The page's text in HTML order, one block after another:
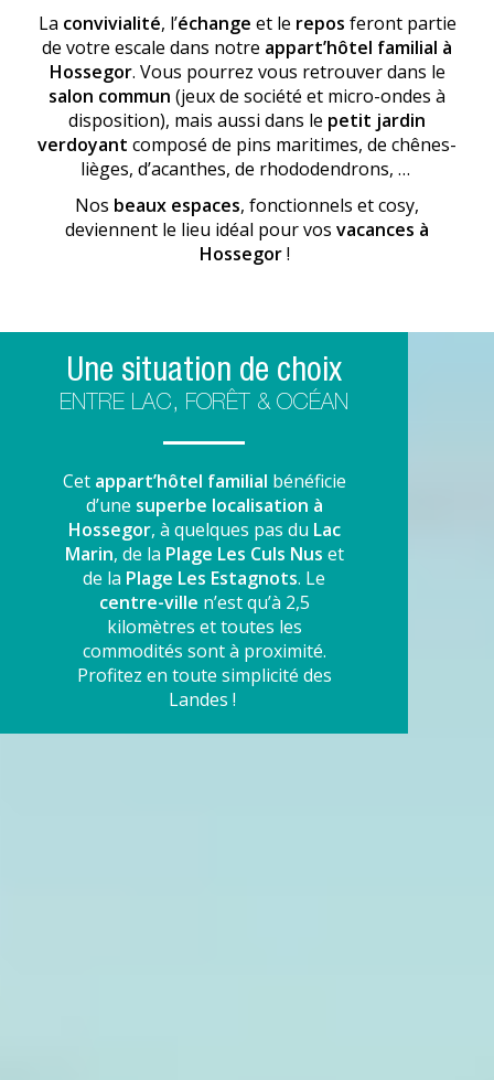
La convivialité, l’échange et le repos feront partie
de votre escale dans notre appart’hôtel familial à
Hossegor. Vous pourrez vous retrouver dans le
salon commun (jeux de société et micro-ondes à
disposition), mais aussi dans le petit jardin
verdoyant composé de pins maritimes, de chênes-
lièges, d’acanthes, de rhododendrons, …
Nos beaux espaces, fonctionnels et cosy,
deviennent le lieu idéal pour vos vacances à
Hossegor!
Une situation de choix
ENTRE LAC, FORÊT & OCÉAN
Cet appart’hôtel familial bénéficie
d’une superbe localisation à
Hossegor, à quelques pas du Lac
Marin, de la Plage Les Culs Nus et
de la Plage Les Estagnots. Le
centre-ville n’est qu’à 2,5
kilomètres et toutes les
commodités sont à proximité.
Profitez en toute simplicité des
Landes !